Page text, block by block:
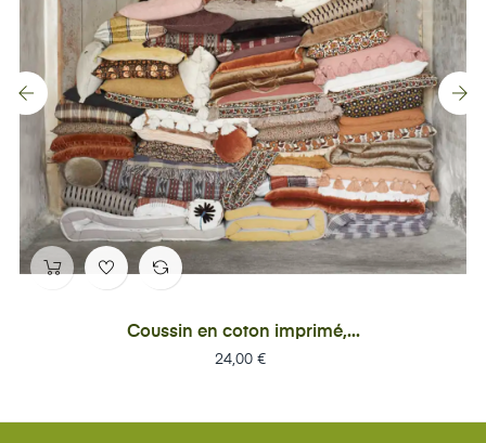
Coussin en coton imprimé,...
Prix
24,00 €
‹